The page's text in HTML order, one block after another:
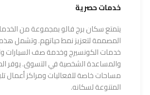
خدمات حصرية
يتمتع سكان برج فالو بمجموعة من
المصممة لتعزيز نمط حياتهم. وتشمل
خدمات الكونسيرج وخدمة صف السيارات
والمساعدة الشخصية في التسوق. يوفر
مساحات خاصة للفعاليات ومراكز أعمال
المتنوعة لسكانه.